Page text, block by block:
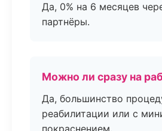
Да, 0% на 6 месяцев
партнёры.
Можно ли сразу на
Да, большинство
реабилитации или с
покраснением.